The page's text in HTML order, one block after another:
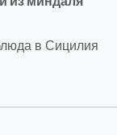
в Сицилия